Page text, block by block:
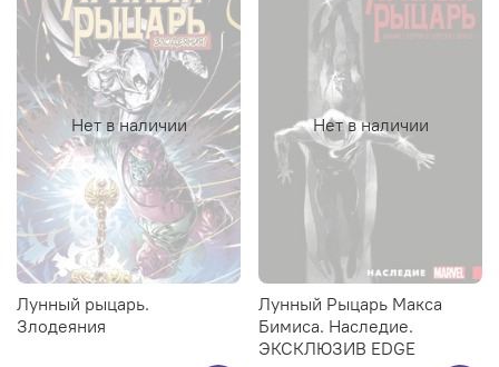
Нет в наличии
Лунный рыцарь.
Злодеяния
Нет в наличии
Лунный Рыцарь Макса
Бимиса. Наследие.
ЭКСКЛЮЗИВ EDGE